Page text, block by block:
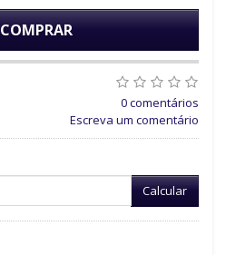
COMPRAR
0 comentários
Escreva um comentário
Calcular